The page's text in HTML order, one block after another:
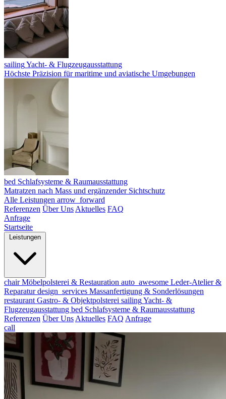
sailingYacht- & Flugzeugausstattung
Höchste Präzision für maritime und aviatische Umgebungen
bed Schlafsysteme & Raumausstattung
Matratzen nach Mass und ergänzender Sichtschutz
Alle Leistungen arrow_forward
Referenzen Über Uns Aktuelles FAQ
Anfrage
Startseite
chairMöbelpolsterei & Restauration auto_awesome Leder-Atelier &
Reparaturdesign_services Massanfertigung & Sonderlösungen
restaurant Gastro- & Objektpolsterei sailingYacht- &
Flugzeugausstattung bed Schlafsysteme & Raumausstattung
Referenzen Über Uns Aktuelles FAQ Anfrage
call